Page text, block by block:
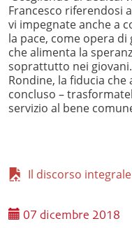
Francesco riferendosi
vi impegnate anche a
la pace, come opera di
che alimenta la
soprattutto nei
Rondine, la fiducia
concluso –
servizio al bene
Il discorso integrale
07 dicembre 2018